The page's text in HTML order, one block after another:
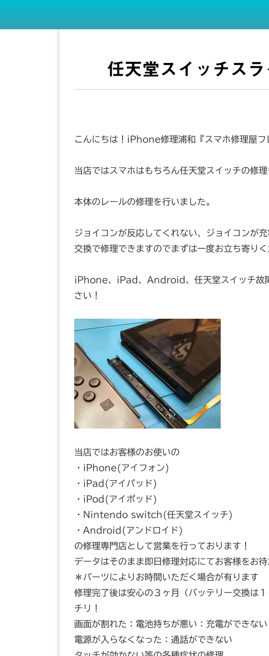
任天堂スイッチス
こんにちは！iPhone修理浦和『スマホ修理屋フ
当店ではスマホはもちろん任天堂スイッチの修理
本体のレールの修理を行いました。
ジョイコンが反応してくれない、ジョイコンが
交換で修理できますのでまずは一度お立ち寄りく
iPhone、iPad、Android、任天堂スイッチ故
さい！
当店ではお客様のお使いの
・iPhone(アイフォン)
・iPad(アイパッド)
・iPod(アイポッド)
・Nintendo switch(任天堂スイッチ)
・Android(アンドロイド)
の修理専門店として営業を行っております！
データはそのまま即日修理対応にてお客様をお待
＊パーツによりお時間いただく場合が有ります
修理完了後は安心の３ヶ月（バッテリー交換は
チリ！
画面が割れた：電池持ちが悪い：充電ができない
電源が入らなくなった：通話ができない